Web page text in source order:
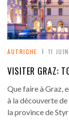
AUTRICHE 11
VISITER GRAZ:
Que faire à Graz,
à la découverte
la province de